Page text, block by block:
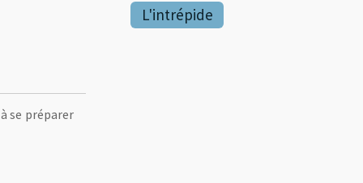
L'intrépide
se préparer